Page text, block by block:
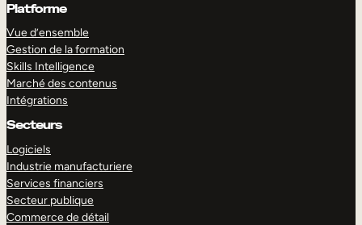
Platforme
Vue d’ensemble
Gestion de la formation
Skills Intelligence
Marché des contenus
Intégrations
Secteurs
Logiciels
Industrie manufacturiere
Services financiers
Secteur publique
Commerce de détail